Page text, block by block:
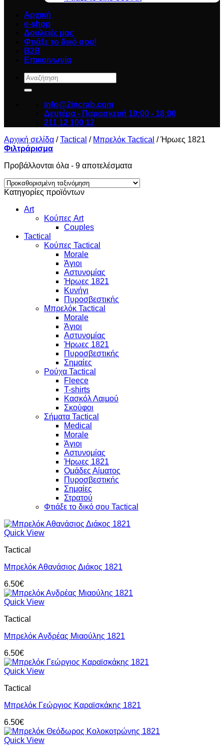
Αρχική
e-shop
Δουλειές μας
Φτιάξε το δικό σου!
B2B
Επικοινωνία
Αναζήτηση
για:
info@2incrab.com
Δευτέρα - Παρασκευή 10:00 - 18:00
211 12 100 12
Αρχική σελίδα / Tactical / Μπρελόκ Tactical /Ήρωες 1821
Φιλτράρισμα
Προβάλλονται όλα - 9 αποτελέσματα
Κατηγορίες προϊόντων
Art
Κούπες Art
Couples
Tactical
Κούπες Tactical
Morale
Άγιοι
Αστυνομίας
Ήρωες 1821
Κυνήγι
Πυροσβεστικής
Μπρελόκ Tactical
Morale
Άγιοι
Αστυνομίας
Ήρωες 1821
Πυροσβεστικής
Σημαίες
Ρούχα Tactical
Fleece
T-shirts
Κασκόλ Λαιμού
Σκούφοι
Σήματα Tactical
Medical
Morale
Άγιοι
Αστυνομίας
Ήρωες 1821
Ομάδες Αίματος
Πυροσβεστικής
Σημαίες
Στρατού
Φτιάξε το δικό σου Tactical
Quick View
Tactical
Μπρελόκ Αθανάσιος Διάκος 1821
6.50€
Quick View
Tactical
Μπρελόκ Ανδρέας Μιαούλης 1821
6.50€
Quick View
Tactical
Μπρελόκ Γεώργιος Καραϊσκάκης 1821
6.50€
Quick View